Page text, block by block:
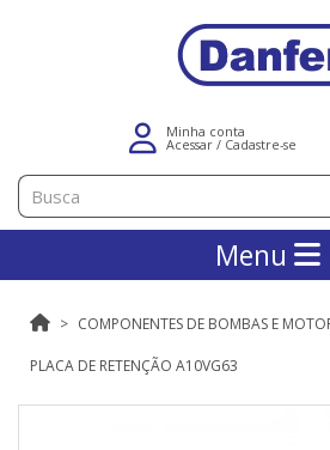
Minha conta
Acessar / Cadastre-se
Menu
COMPONENTES DE BOMBAS E
PLACA DE RETENÇÃO A10VG63